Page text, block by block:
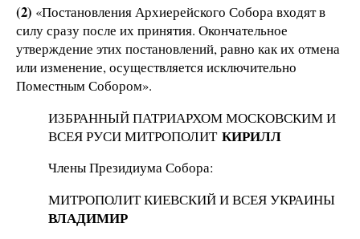
(2) «Постановления Архиерейского Собора входят в
силу сразу после их принятия. Окончательное
утверждение этих постановлений, равно как их отмена
или изменение, осуществляется исключительно
Поместным Собором».
ИЗБРАННЫЙ ПАТРИАРХОМ МОСКОВСКИМ И
ВСЕЯ РУСИ МИТРОПОЛИТ КИРИЛЛ
Члены Президиума Собора:
МИТРОПОЛИТ КИЕВСКИЙ И ВСЕЯ УКРАИНЫ
ВЛАДИМИР